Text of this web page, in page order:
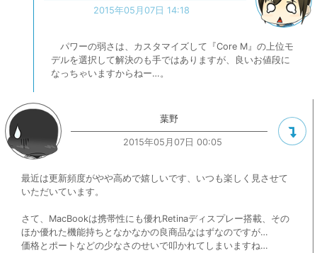
2015年05月07日 14:18
パワーの弱さは、カスタマイズして『Core M』の上位モ
デルを選択して解決のも手ではありますが、良いお値段に
なっちゃいますからねー…。
葉野
2015年05月07日 00:05
最近は更新頻度がやや高めで嬉しいです、いつも楽しく見させて
いただいています。
さて、MacBookは携帯性にも優れRetinaディスプレー搭載、その
ほか優れた機能持ちとなかなかの良商品なはずなのですが…
価格とポートなどの少なさのせいで叩かれてしまいますね…